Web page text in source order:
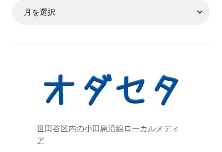
世田谷区内の小田急沿線ローカルメディ
ア